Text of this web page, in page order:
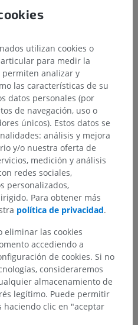
lateral
dorsalde laparte torácica de
grácilpuede observarse a lo
mientras que elfascículo
hasta el segmento
médula espinal torácica
incorrecta? REPORTAR
Spinal Cord and the Ascending and
& Wilkins, pp. 137-139.
utilizan cookies o
para medir la
permiten analizar y
las características de su
datos personales (por
de navegación, uso o
únicos). Estos datos se
análisis y mejora
y/o nuestra oferta de
medición y análisis
redes sociales,
personalizados,
Para obtener más
política de privacidad.
eliminar las cookies
accediendo a
de cookies. Si no
consideraremos
almacenamiento de
legítimo. Puede permitir
haciendo clic en "aceptar